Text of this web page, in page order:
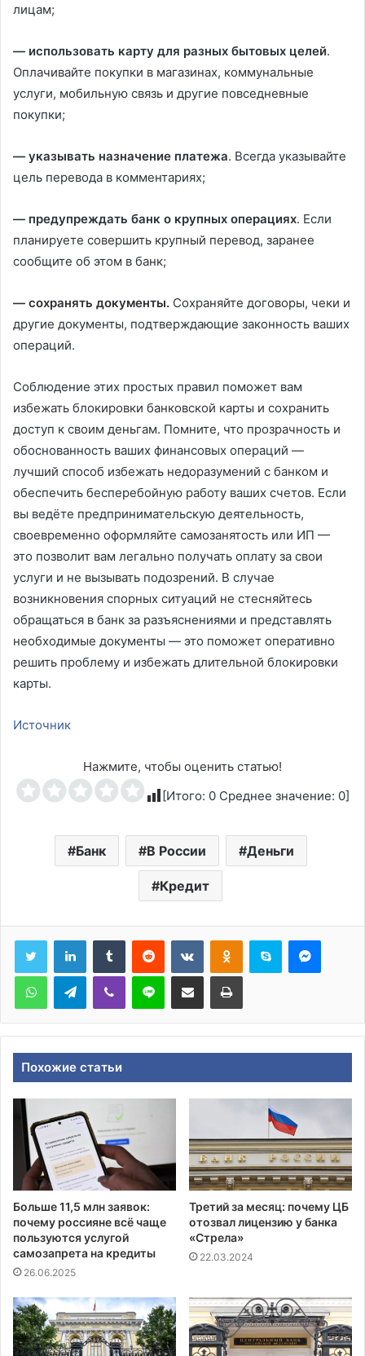
лицам;
— использовать карту для разных бытовых целей.
Оплачивайте покупки в магазинах, коммунальные
услуги, мобильную связь и другие повседневные
покупки;
— указывать назначение платежа. Всегда указывайте
цель перевода в комментариях;
— предупреждать банк о крупных операциях. Если
планируете совершить крупный перевод, заранее
сообщите об этом в банк;
— сохранять документы. Сохраняйте договоры, чеки и
другие документы, подтверждающие законность ваших
операций.
Соблюдение этих простых правил поможет вам
избежать блокировки банковской карты и сохранить
доступ к своим деньгам. Помните, что прозрачность и
обоснованность ваших финансовых операций —
лучший способ избежать недоразумений с банком и
обеспечить бесперебойную работу ваших счетов. Если
вы ведёте предпринимательскую деятельность,
своевременно оформляйте самозанятость или ИП —
это позволит вам легально получать оплату за свои
услуги и не вызывать подозрений. В случае
возникновения спорных ситуаций не стесняйтесь
обращаться в банк за разъяснениями и представлять
необходимые документы — это поможет оперативно
решить проблему и избежать длительной блокировки
карты.
Источник
Нажмите, чтобы оценить статью!
[Итого: 0 Среднее значение: 0]
Банк В России Деньги
Кредит
Tumblr Reddit ВконтактеОдноклассники
Skype
WhatsAppTelegramViber Line Поделиться через электронную почту Печатать
Похожие статьи
Больше 11,5 млн заявок:
почему россияне всё чаще
пользуются услугой
самозапрета на кредиты
26.06.2025
Третий за месяц: почему ЦБ
отозвал лицензию у банка
«Стрела»
22.03.2024